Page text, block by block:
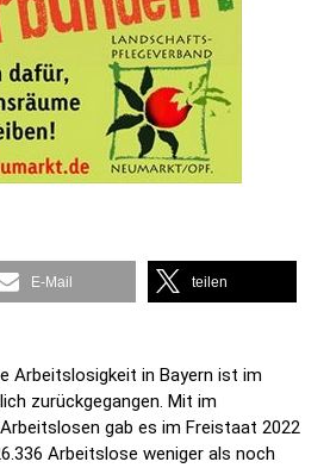
E-Mail teilen
Arbeitslosigkeit in Bayern ist im
zurückgegangen. Mit im
gab es im Freistaat 2022
Arbeitslose weniger als noch